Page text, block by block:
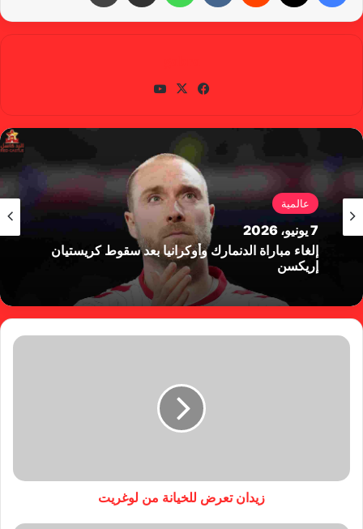
في
وك
X
عالمية
7 يونيو، 2026
إلغاء مباراة الدنمارك وأوكرانيا بعد سقوط كريستيان
إريكسن
زيدان تعرض للخيانة من لوغريت